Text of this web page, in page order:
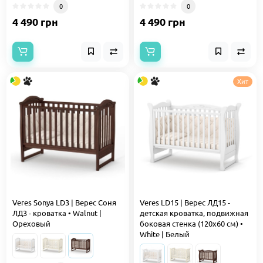
0
4 490 грн
0
4 490 грн
Veres Sonya LD3 | Верес Соня
ЛД3 - кроватка • Walnut |
Ореховый
Хит
Veres LD15 | Верес ЛД15 -
детская кроватка, подвижная
боковая стенка (120x60 см) •
White | Белый